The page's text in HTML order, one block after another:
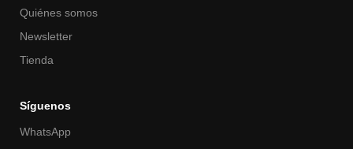
Quiénes somos
Newsletter
Tienda
Síguenos
WhatsApp